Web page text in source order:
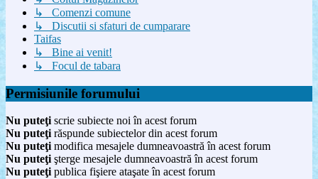
↳ Comenzi comune
↳ Discutii si sfaturi de cumparare
Taifas
↳ Bine ai venit!
↳ Focul de tabara
Permisiunile forumului
Nu puteţi scrie subiecte noi în acest forum
Nu puteţi răspunde subiectelor din acest forum
Nu puteţi modifica mesajele dumneavoastră în acest forum
Nu puteţi şterge mesajele dumneavoastră în acest forum
Nu puteţi publica fişiere ataşate în acest forum